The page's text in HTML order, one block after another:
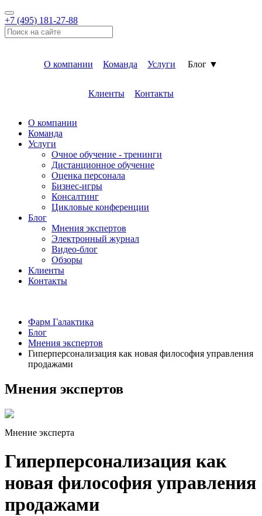
+7 (495) 181-27-88
О компании Команда Услуги Блог ▼
Клиенты Контакты
О компании
Команда
Услуги
Очное обучение - тренинги
Дистанционное обучение
Оценка персонала
Бизнес-игры
Консалтинг
Цикловые конференции
Блог
Мнения экспертов
Электронный журнал
Видео-блог
Обзоры
Клиенты
Контакты
Фарм Галактика
Блог
Мнения экспертов
Гиперперсонализация как новая философия управления
продажами
Мнения экспертов
Мнение эксперта
Гиперперсонализация как
новая философия управления
продажами